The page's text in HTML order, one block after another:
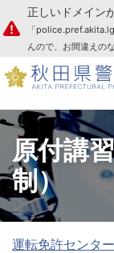
本文へ
正しいドメイン
「
んので、お間違えの
原付講
制）
運転免許センター